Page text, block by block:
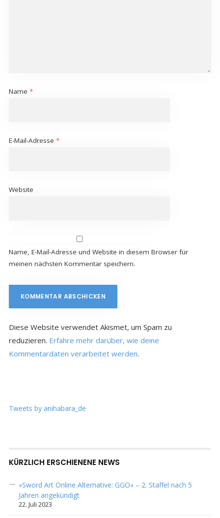
Name *
E-Mail-Adresse *
Website
Name, E-Mail-Adresse und Website in diesem Browser für
meinen nächsten Kommentar speichern.
Diese Website verwendet Akismet, um Spam zu
reduzieren. Erfahre mehr darüber, wie deine
Kommentardaten verarbeitet werden.
Tweets by anihabara_de
KÜRZLICH ERSCHIENENE NEWS
»Sword Art Online Alternative: GGO« – 2. Staffel nach 5
Jahren angekündigt
22. Juli 2023